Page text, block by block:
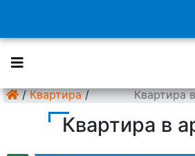
/ Квартира / Квартира
Квартира в